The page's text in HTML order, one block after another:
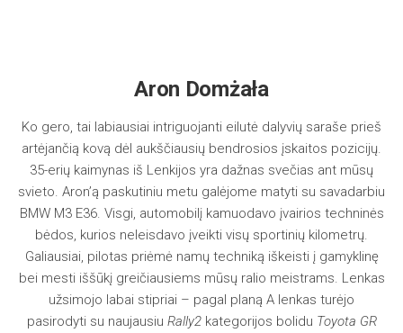
Aron Domżała
Ko gero, tai labiausiai intriguojanti eilutė dalyvių saraše prieš
artėjančią kovą dėl aukščiausių bendrosios įskaitos pozicijų.
35-erių kaimynas iš Lenkijos yra dažnas svečias ant mūsų
svieto. Aron’ą paskutiniu metu galėjome matyti su savadarbiu
BMW M3 E36. Visgi, automobilį kamuodavo įvairios techninės
bėdos, kurios neleisdavo įveikti visų sportinių kilometrų.
Galiausiai, pilotas priėmė namų techniką iškeisti į gamyklinę
bei mesti iššūkį greičiausiems mūsų ralio meistrams. Lenkas
užsimojo labai stipriai – pagal planą A lenkas turėjo
pasirodyti su naujausiu Rally2kategorijos bolidu Toyota GR